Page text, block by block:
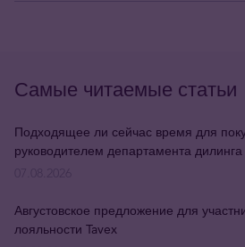
Самые читаемые статьи
Подходящее ли сейчас время для
руководителем департамента дилинга
Августовское предложение для
лояльности Tavex